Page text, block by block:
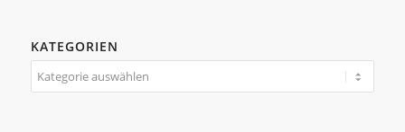
KATEGORIEN
Kategorien